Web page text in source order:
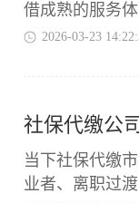
借成熟的服务
2026-03-23
社保代缴公
当下社保代缴
业者、离职过